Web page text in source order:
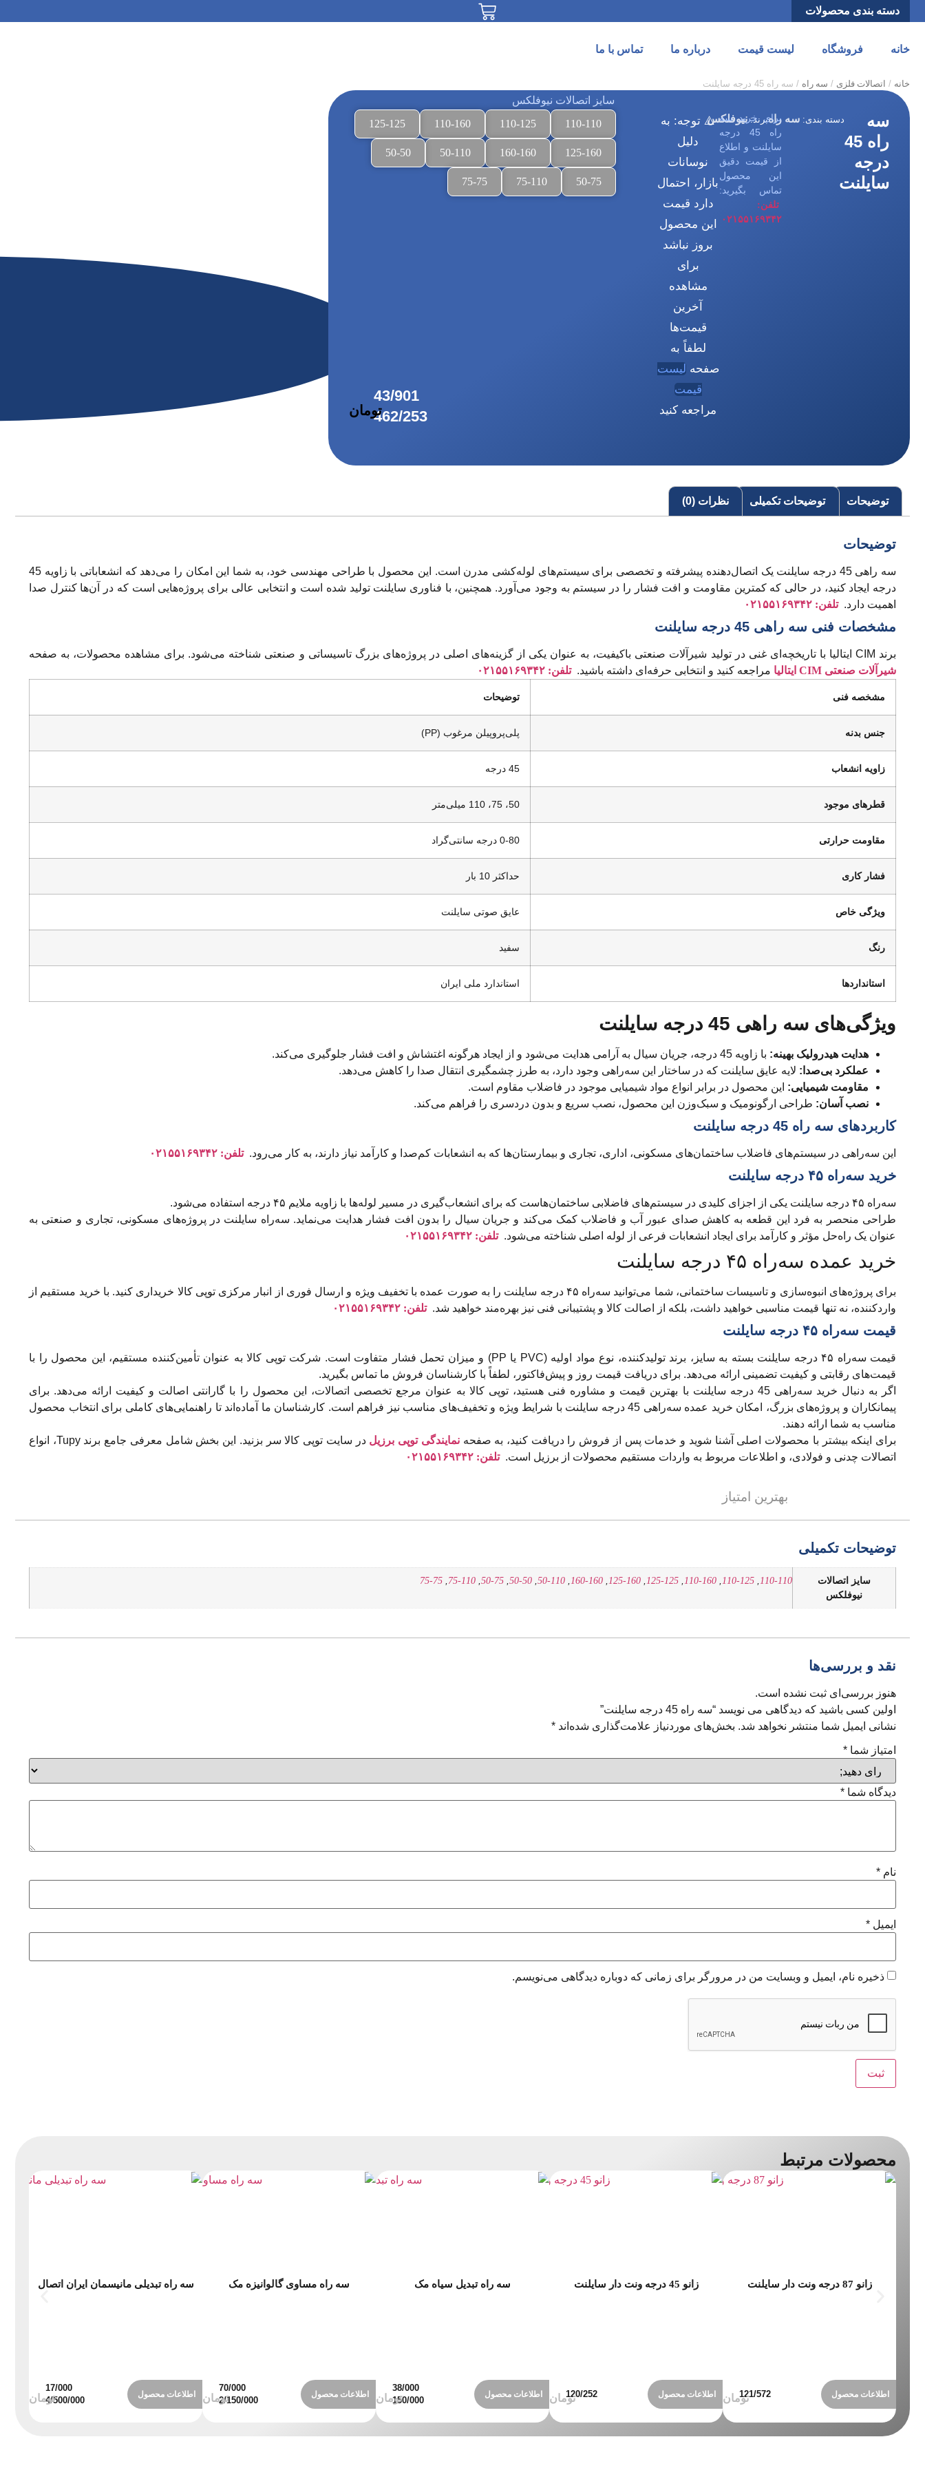
دسته بندی محصولات
خانه فروشگاه لیست قیمت درباره ما تماس با ما
خانه / اتصالات فلزی / سه راه / سه راه 45 درجه سایلنت
سه
راه 45
درجه
سایلنت
دسته بندی: سه راهبرند:نیوفلکس
برای خرید سه
راه 45 درجه
سایلنت و اطلاع
از قیمت دقیق
این محصول
تماس بگیرید:
تلفن:
۰۲۱۵۵۱۶۹۳۴۲
⚠️ توجه: به
دلیل
نوسانات
بازار، احتمال
دارد قیمت
این محصول
بروز نباشد
برای
مشاهده
آخرین
قیمت‌ها
لطفاً به
صفحهلیست
قیمت
مراجعه کنید
سایز اتصالات نیوفلکس
110-110
110-125
110-160
125-125
125-160
160-160
50-110
50-50
50-75
75-110
75-75
توضیحات توضیحات تکمیلی نظرات (0)
توضیحات
سه راهی 45 درجه سایلنت یک اتصال‌دهنده پیشرفته و تخصصی برای سیستم‌های لوله‌کشی مدرن است. این محصول با طراحی مهندسی خود، به شما این امکان را می‌دهد که انشعاباتی با زاویه 45
درجه ایجاد کنید، در حالی که کمترین مقاومت و افت فشار را در سیستم به وجود می‌آورد. همچنین، با فناوری سایلنت تولید شده است و انتخابی عالی برای پروژه‌هایی است که در آن‌ها کنترل صدا
اهمیت دارد.تلفن: ۰۲۱۵۵۱۶۹۳۴۲
مشخصات فنی سه راهی 45 درجه سایلنت
برند CIM ایتالیا با تاریخچه‌ای غنی در تولید شیرآلات صنعتی باکیفیت، به عنوان یکی از گزینه‌های اصلی در پروژه‌های بزرگ تاسیساتی و صنعتی شناخته می‌شود. برای مشاهده محصولات، به صفحه
شیرآلات صنعتی CIM ایتالیا
مراجعه کنید و انتخابی حرفه‌ای داشته باشید.تلفن: ۰۲۱۵۵۱۶۹۳۴۲
مشخصه فنی توضیحات
جنس بدنه پلی‌پروپیلن مرغوب (PP)
زاویه انشعاب 45 درجه
قطرهای موجود 50، 75، 110 میلی‌متر
مقاومت حرارتی 0-80 درجه سانتی‌گراد
فشار کاری حداکثر 10 بار
ویژگی خاص عایق صوتی سایلنت
رنگ سفید
استانداردها استاندارد ملی ایران
ویژگی‌های سه راهی 45 درجه سایلنت
هدایت هیدرولیک بهینه: با زاویه 45 درجه، جریان سیال به آرامی هدایت می‌شود و از ایجاد هرگونه اغتشاش و افت فشار جلوگیری می‌کند.
عملکرد بی‌صدا: لایه عایق سایلنت که در ساختار این سه‌راهی وجود دارد، به طرز چشمگیری انتقال صدا را کاهش می‌دهد.
مقاومت شیمیایی: این محصول در برابر انواع مواد شیمیایی موجود در فاضلاب مقاوم است.
نصب آسان: طراحی ارگونومیک و سبک‌وزن این محصول، نصب سریع و بدون دردسری را فراهم می‌کند.
کاربردهای سه راه 45 درجه سایلنت
این سه‌راهی در سیستم‌های فاضلاب ساختمان‌های مسکونی، اداری، تجاری و بیمارستان‌ها که به انشعابات کم‌صدا و کارآمد نیاز دارند، به کار می‌رود.تلفن: ۰۲۱۵۵۱۶۹۳۴۲
خرید سه‌راه ۴۵ درجه سایلنت
سه‌راه ۴۵ درجه سایلنت یکی از اجزای کلیدی در سیستم‌های فاضلابی ساختمان‌هاست که برای انشعاب‌گیری در مسیر لوله‌ها با زاویه ملایم ۴۵ درجه استفاده می‌شود.
طراحی منحصر به فرد این قطعه به کاهش صدای عبور آب و فاضلاب کمک می‌کند و جریان سیال را بدون افت فشار هدایت می‌نماید. سه‌راه سایلنت در پروژه‌های مسکونی، تجاری و صنعتی به
عنوان یک راه‌حل مؤثر و کارآمد برای ایجاد انشعابات فرعی از لوله اصلی شناخته می‌شود.تلفن: ۰۲۱۵۵۱۶۹۳۴۲
خرید عمده سه‌راه ۴۵ درجه سایلنت
برای پروژه‌های انبوه‌سازی و تاسیسات ساختمانی، شما می‌توانید سه‌راه ۴۵ درجه سایلنت را به صورت عمده با تخفیف ویژه و ارسال فوری از انبار مرکزی توپی کالا خریداری کنید. با خرید مستقیم از
واردکننده، نه تنها قیمت مناسبی خواهید داشت، بلکه از اصالت کالا و پشتیبانی فنی نیز بهره‌مند خواهید شد.تلفن: ۰۲۱۵۵۱۶۹۳۴۲
قیمت سه‌راه ۴۵ درجه سایلنت
قیمت سه‌راه ۴۵ درجه سایلنت بسته به سایز، برند تولیدکننده، نوع مواد اولیه (PVC یا PP) و میزان تحمل فشار متفاوت است. شرکت توپی کالا به عنوان تأمین‌کننده مستقیم، این محصول را با
قیمت‌های رقابتی و کیفیت تضمینی ارائه می‌دهد. برای دریافت قیمت روز و پیش‌فاکتور، لطفاً با کارشناسان فروش ما تماس بگیرید.
اگر به دنبال خرید سه‌راهی 45 درجه سایلنت با بهترین قیمت و مشاوره فنی هستید، توپی کالا به عنوان مرجع تخصصی اتصالات، این محصول را با گارانتی اصالت و کیفیت ارائه می‌دهد. برای
پیمانکاران و پروژه‌های بزرگ، امکان خرید عمده سه‌راهی 45 درجه سایلنت با شرایط ویژه و تخفیف‌های مناسب نیز فراهم است. کارشناسان ما آماده‌اند تا راهنمایی‌های کاملی برای انتخاب محصول
مناسب به شما ارائه دهند.
برای اینکه بیشتر با محصولات اصلی آشنا شوید و خدمات پس از فروش را دریافت کنید، به صفحه نمایندگی توپی برزیل
در سایت توپی کالا سر بزنید. این بخش شامل معرفی جامع برند Tupy، انواع
اتصالات چدنی و فولادی، و اطلاعات مربوط به واردات مستقیم محصولات از برزیل است.تلفن: ۰۲۱۵۵۱۶۹۳۴۲
بهترین امتیاز
توضیحات تکمیلی
سایز اتصالات
نیوفلکس
110-110
110-125
110-160
125-125
125-160
160-160
50-110
50-50
50-75
75-110
75-75
نقد و بررسی‌ها
هنوز بررسی‌ای ثبت نشده است.
اولین کسی باشید که دیدگاهی می نویسد “سه راه 45 درجه سایلنت”
نشانی ایمیل شما منتشر نخواهد شد. بخش‌های موردنیاز علامت‌گذاری شده‌اند *
امتیاز شما *
دیدگاه شما *
نام *
ایمیل *
ذخیره نام، ایمیل و وبسایت من در مرورگر برای زمانی که دوباره دیدگاهی می‌نویسم.
محصولات مرتبط
زانو 87 درجه ونت دار سایلنت
اطلاعات محصول
زانو 45 درجه ونت دار سایلنت
اطلاعات محصول
سه راه تبدیل سیاه مک
اطلاعات محصول
سه راه مساوی گالوانیزه مک
اطلاعات محصول
سه راه تبدیلی مانیسمان ایران اتصال
اطلاعات محصول